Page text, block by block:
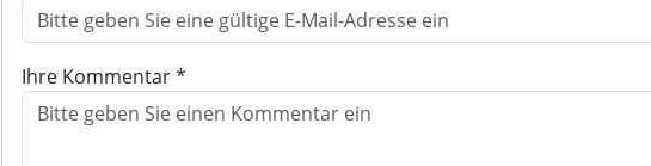
Ihre Kommentar *